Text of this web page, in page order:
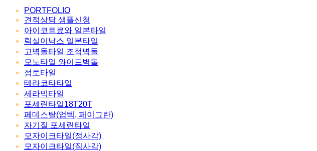
PORTFOLIO
견적상담 샘플신청
아이코트료와 일본타일
릭실이낙스 일본타일
고벽돌타일 조적벽돌
모노타일 와이드벽돌
점토타일
테라코타타일
세라믹타일
포세린타일18T20T
페데스탈(업텍, 페이그란)
자기질 포세린타일
모자이크타일(정사각)
모자이크타일(직사각)